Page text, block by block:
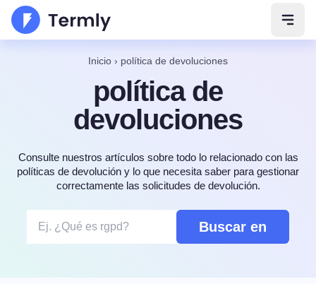
Abrir
Inicio › política de devoluciones
política de
devoluciones
Consulte nuestros artículos sobre todo lo relacionado con las
políticas de devolución y lo que necesita saber para gestionar
correctamente las solicitudes de devolución.
Buscar en